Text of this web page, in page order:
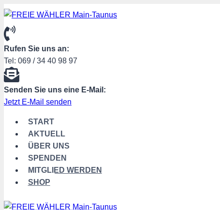
Zum
springen
Rufen Sie uns an:
Tel: 069 / 34 40 98 97
Senden Sie uns eine E-Mail:
Jetzt E-Mail senden
START
AKTUELL
ÜBER UNS
SPENDEN
MITGLIED WERDEN
SHOP